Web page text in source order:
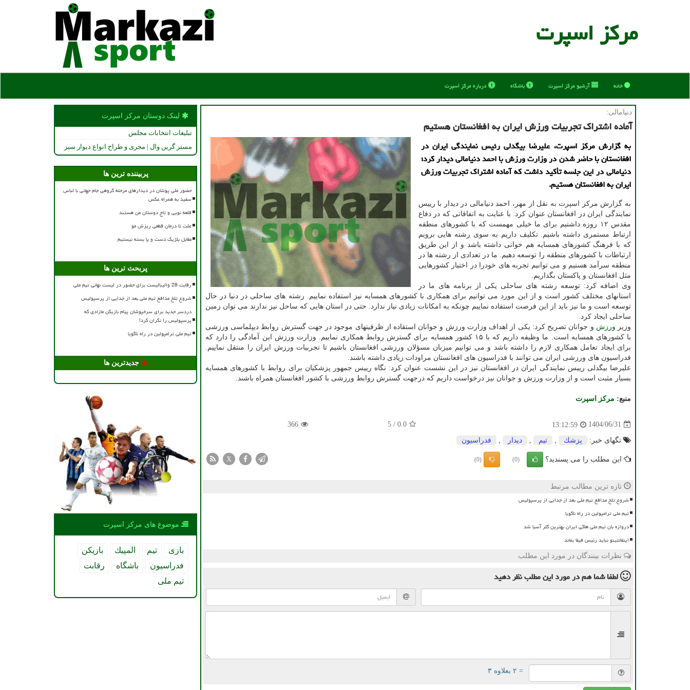
مركز اسپرت
خانه آرشیو مركز اسپرت باشگاه درباره مركز اسپرت
دنیامالی:
آماده اشتراک تجربیات ورزش ایران به افغانستان هستیم
به گزارش مرکز اسپرت، علیرضا بیگدلی رئیس نمایندگی ایران در
افغانستان با حاضر شدن در وزارت ورزش با احمد دنیامالی دیدار کرد؛
دنیامالی در این جلسه تأکید داشت که آماده اشتراک تجربیات ورزش
ایران به افغانستان هستیم.
به گزارش مرکز اسپرت به نقل از مهر، احمد دنیامالی در دیدار با رییس
نمایندگی ایران در افغانستان عنوان کرد: با عنایت به اتفاقاتی که در دفاع
مقدس ۱۲ روزه داشتیم برای ما خیلی مهمست که با کشورهای منطقه
ارتباط مستمری داشته باشیم. تکلیف داریم به سوی رشته هایی برویم
که با فرهنگ کشورهای همسایه هم خوانی داشته باشد و از این طریق
ارتباطات با کشورهای منطقه را توسعه دهیم. ما در تعدادی از رشته ها در
منطقه سرآمد هستیم و می توانیم تجربه های خودرا در اختیار کشورهایی
مثل افغانستان و پاکستان بگذاریم.
وی اضافه کرد: توسعه رشته های ساحلی یکی از برنامه های ما در
استانهای مختلف کشور است و از این مورد می توانیم برای همکاری با کشورهای همسایه نیز استفاده نماییم. رشته های ساحلی در دنیا در حال
توسعه است و ما نیز باید از این فرصت استفاده نماییم چونکه به امکانات زیادی نیاز ندارد. حتی در استان هایی که ساحل نیز ندارند می توان زمین
ساحلی ایجاد کرد.
وزیر ورزش و جوانان تصریح کرد: یکی از اهداف وزارت ورزش و جوانان استفاده از ظرفیتهای موجود در جهت گسترش روابط دیپلماسی ورزشی
با کشورهای همسایه است. ما وظیفه داریم که با ۱۵ کشور همسایه برای گسترش روابط همکاری نماییم. وزارت ورزش این آمادگی را دارد که
برای ایجاد تعامل همکاری لازم را داشته باشد و می توانیم میزبان مسؤلان ورزشی افغانستان باشیم تا تجربیات ورزش ایران را منتقل نماییم.
فدراسیون های ورزشی ایران می توانند با فدراسیون های افغانستان مراودات زیادی داشته باشند.
علیرضا بیگدلی رییس نمایندگی ایران در افغانستان نیز در این نشست عنوان کرد: نگاه رییس جمهور پزشکیان برای روابط با کشورهای همسایه
بسیار مثبت است و از وزارت ورزش و جوانان نیز درخواست داریم که درجهت گسترش روابط ورزشی با کشور افغانستان همراه باشند.
منبع: مركز اسپرت
1404/06/31
13:12:59
0.0
/
5
366
تگهای خبر: پزشك تیم دیدار فدراسیون
این مطلب را می پسندید؟ (0)
(0)
X
تازه ترین مطالب مرتبط
شروع تلخ مدافع تیم ملی بعد از جدایی از پرسپولیس
تیم ملی ترامپولین در راه ناگویا
دروازه بان تیم ملی هاکی ایران بهترین گلر آسیا شد
اینفانتینو نباید رئیس فیفا بماند
نظرات بینندگان در مورد این مطلب
لطفا شما همدر مورد این مطلبنظر دهید
= ۲ بعلاوه ۳
لینک دوستان مركز اسپرت
تبلیغات انتخابات مجلس
مستر گرین وال | مجری و طراح انواع دیوار سبز
پربیننده ترین ها
حضور ملی پوشان در دیدارهای مرحله گروهی جام جهانی با لباس
سفید به همراه عکس
قلعه نویی و تاج دوستان من هستند
علت تا درمان قطعی ریزش مو
مقابل بلژیک دست و پا بسته نیستیم
پربحث ترین ها
رقابت 28 والیبالیست برای حضور در لیست نهائی تیم ملی
شروع تلخ مدافع تیم ملی بعد از جدایی از پرسپولیس
دردسر جدید برای سرخپوشان پیام بازیکن مازادی که
پرسپولیس را نگران کرد!
تیم ملی ترامپولین در راه ناگویا
جدیدترین ها
موضوع های مركز اسپرت
بازی تیم المپیك
بازیكن
فدراسیون
باشگاه
رقابت
تیم ملی